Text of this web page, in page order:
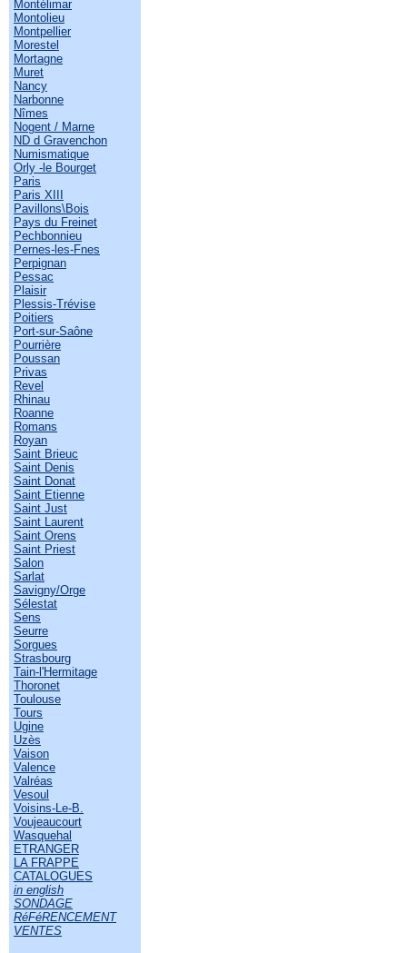
Montélimar
Montolieu
Montpellier
Morestel
Mortagne
Muret
Nancy
Narbonne
Nîmes
Nogent / Marne
ND d Gravenchon
Numismatique
Orly -le Bourget
Paris
Paris XIII
Pavillons\Bois
Pays du Freinet
Pechbonnieu
Pernes-les-Fnes
Perpignan
Pessac
Plaisir
Plessis-Trévise
Poitiers
Port-sur-Saône
Pourrière
Poussan
Privas
Revel
Rhinau
Roanne
Romans
Royan
Saint Brieuc
Saint Denis
Saint Donat
Saint Etienne
Saint Just
Saint Laurent
Saint Orens
Saint Priest
Salon
Sarlat
Savigny/Orge
Sélestat
Sens
Seurre
Sorgues
Strasbourg
Tain-l'Hermitage
Thoronet
Toulouse
Tours
Ugine
Uzès
Vaison
Valence
Valréas
Vesoul
Voisins-Le-B.
Voujeaucourt
Wasquehal
ETRANGER
LA FRAPPE
CATALOGUES
in english
SONDAGE
RéFéRENCEMENT
VENTES